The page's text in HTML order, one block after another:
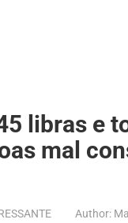
libras e
mal
Author: